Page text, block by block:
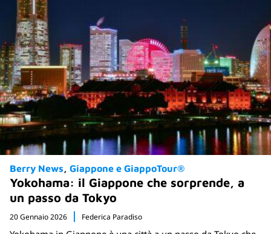
Berry News Giappone e GiappoTour®
Yokohama: il Giappone che sorprende, a
un passo da Tokyo
20 Gennaio 2026 Federica Paradiso